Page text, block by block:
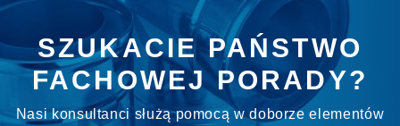
SZUKACIE PAŃSTWO
FACHOWEJ PORADY?
Nasi konsultanci służą pomocą w doborze elementów